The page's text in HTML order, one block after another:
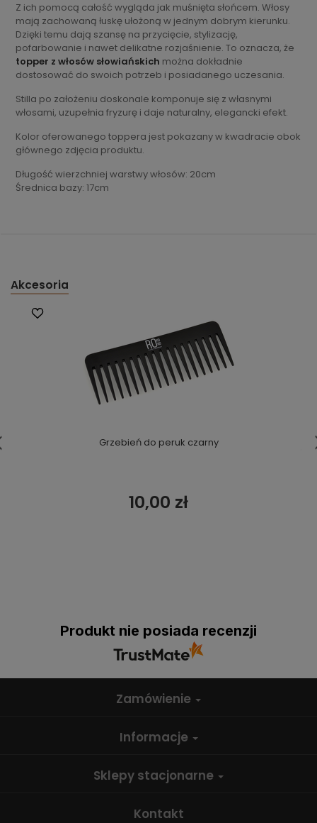
Z ich pomocą całość wygląda jak muśnięta słońcem. Włosy
mają zachowaną łuskę ułożoną w jednym dobrym kierunku.
Dzięki temu dają szansę na przycięcie, stylizację,
pofarbowanie i nawet delikatne rozjaśnienie. To oznacza, że
topper z włosów słowiańskich można dokładnie
dostosować do swoich potrzeb i posiadanego uczesania.
Stilla po założeniu doskonale komponuje się z własnymi
włosami, uzupełnia fryzurę i daje naturalny, elegancki efekt.
Kolor oferowanego toppera jest pokazany w kwadracie obok
głównego zdjęcia produktu.
Długość wierzchniej warstwy włosów: 20cm
Średnica bazy: 17cm
Akcesoria
Grzebień do peruk czarny
10,00 zł
Produkt nie posiada recenzji
Zamówienie
Informacje
Sklepy stacjonarne
Kontakt